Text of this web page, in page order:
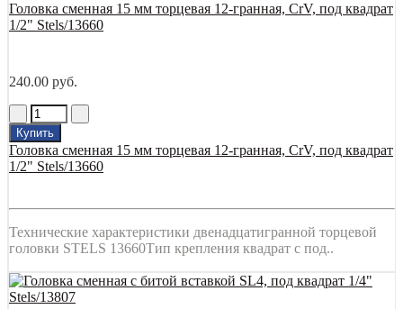
Головка сменная 15 мм торцевая 12-гранная, CrV, под квадрат
1/2" Stels/13660
240.00 руб.
Купить
Головка сменная 15 мм торцевая 12-гранная, CrV, под квадрат
1/2" Stels/13660
Технические характеристики двенадцатигранной торцевой
головки STELS 13660Тип крепления квадрат с под..